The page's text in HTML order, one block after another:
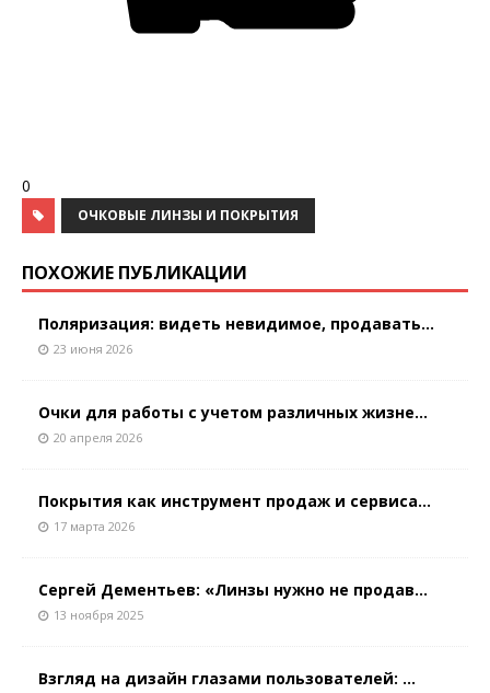
0
ОЧКОВЫЕ ЛИНЗЫ И ПОКРЫТИЯ
ПОХОЖИЕ ПУБЛИКАЦИИ
Поляризация: видеть невидимое, продавать...
23 июня 2026
Очки для работы с учетом различных жизне...
20 апреля 2026
Покрытия как инструмент продаж и сервиса...
17 марта 2026
Сергей Дементьев: «Линзы нужно не продав...
13 ноября 2025
Взгляд на дизайн глазами пользователей: ...